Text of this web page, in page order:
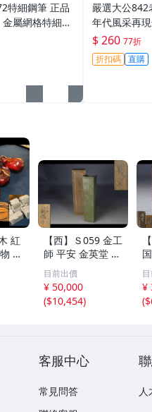
特細鋼筆 正品
屬網格特細筆
美雅 貴冠272
金屬網格
嚴選大公842
年代風采再
附送兩種筆夾
保存極佳。
筆 未用過墨水
$ 260 77折
折扣碼 直購
紅
野
茶
【西】Ｓ059 金工
師 平安 金英堂 正
修 銅製 四方 花器
共箱
目前出價
¥ 50,000
($10,454)
¥
(
客服中心
常見問答
人